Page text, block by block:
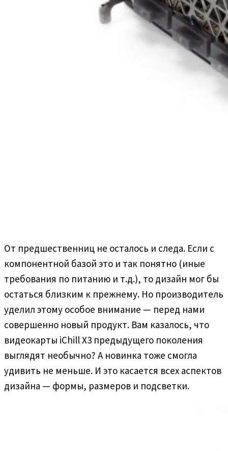
От предшественниц не осталось и следа. Если с
компонентной базой это и так понятно (иные
требования по питанию и т.д.), то дизайн мог бы
остаться близким к прежнему. Но производитель
уделил этому особое внимание — перед нами
совершенно новый продукт. Вам казалось, что
видеокарты iChill X3 предыдущего поколения
выглядят необычно? А новинка тоже смогла
удивить не меньше. И это касается всех аспектов
дизайна — формы, размеров и подсветки.